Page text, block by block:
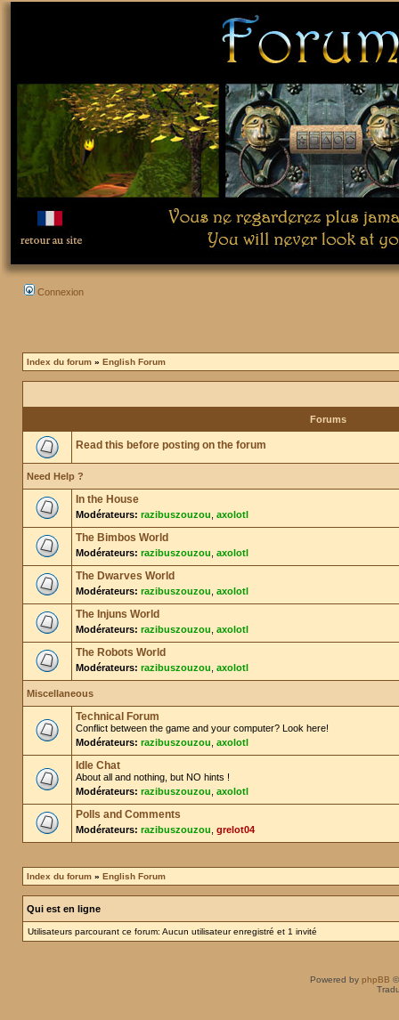
Connexion
Index du forum » English Forum
Forums
Read this before posting on the forum
Need Help ?
In the House
Modérateurs: razibuszouzou axolotl
The Bimbos World
Modérateurs: razibuszouzou axolotl
The Dwarves World
Modérateurs: razibuszouzou axolotl
The Injuns World
Modérateurs: razibuszouzou axolotl
The Robots World
Modérateurs: razibuszouzou axolotl
Miscellaneous
Technical Forum
Conflict between the game and your computer? Look here!
Modérateurs: razibuszouzou axolotl
Idle Chat
About all and nothing, but NO hints !
Modérateurs: razibuszouzou axolotl
Polls and Comments
Modérateurs: razibuszouzou grelot04
Index du forum » English Forum
Qui est en ligne
Utilisateurs parcourant ce forum: Aucun utilisateur enregistré et 1 invité
Powered by phpBB